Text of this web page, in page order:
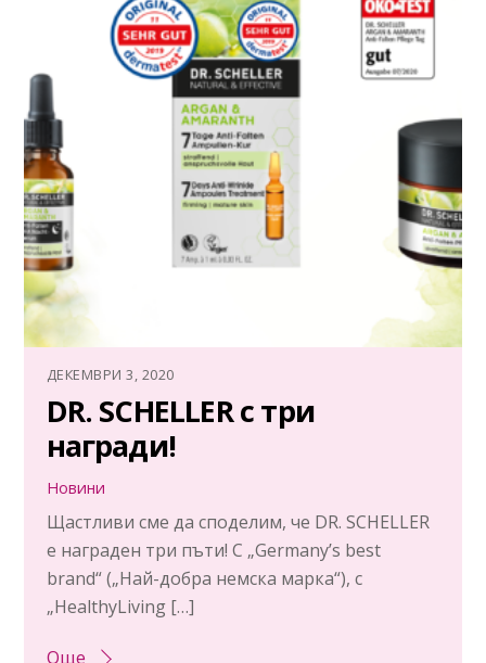
ДЕКЕМВРИ 3, 2020
DR. SCHELLER с три
награди!
Новини
Щастливи сме да споделим, че DR. SCHELLER
е награден три пъти! С „Germany’s best
brand“ („Най-добра немска марка“), с
„HealthyLiving […]
Още